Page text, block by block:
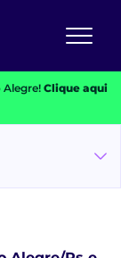
Clique aqui